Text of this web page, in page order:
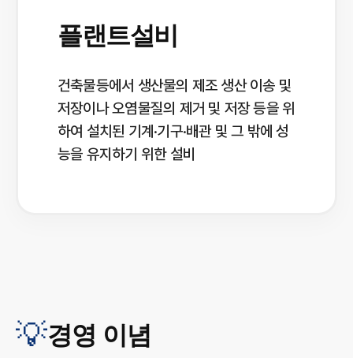
플랜트설비
건축물등에서 생산물의 제조 생산 이송 및
저장이나 오염물질의 제거 및 저장 등을 위
하여 설치된 기계·기구·배관 및 그 밖에 성
능을 유지하기 위한 설비
💡경영 이념